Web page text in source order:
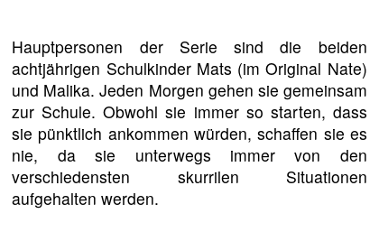
Hauptpersonen der Serie sind die beiden
achtjährigen Schulkinder Mats (im Original Nate)
und Malika. Jeden Morgen gehen sie gemeinsam
zur Schule. Obwohl sie immer so starten, dass
sie pünktlich ankommen würden, schaffen sie es
nie, da sie unterwegs immer von den
verschiedensten skurrilen Situationen
aufgehalten werden.